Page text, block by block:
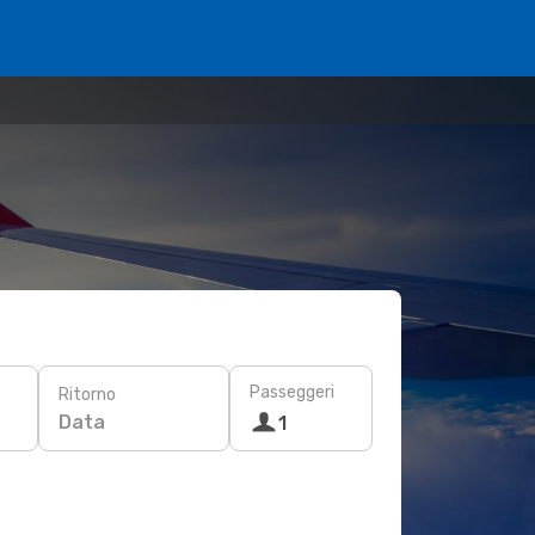
Ritorno
Data
Passeggeri
1